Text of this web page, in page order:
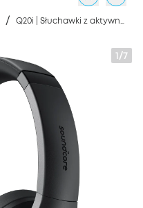
/ Q20i | Słuchawki z aktywną redukcją szumów
1/7